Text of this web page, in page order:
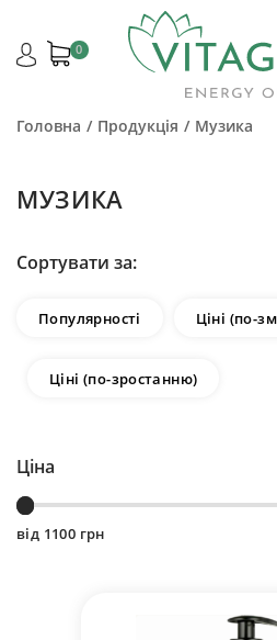
0
Головна Продукція Музика
МУЗИКА
Сортувати за:
Популярності Ціні (по-
Ціні (по-зростанню)
Ціна
від 1100 грн